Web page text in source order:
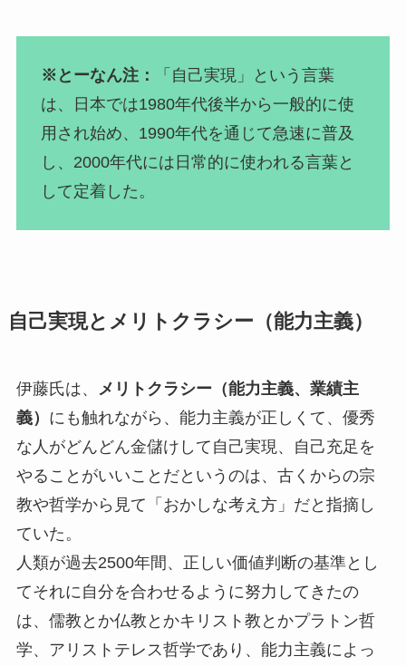
※とーなん注：
「自己実現」という言葉
は、日本では1980年代後半から一般的に使
用され始め、1990年代を通じて急速に普及
し、2000年代には日常的に使われる言葉と
して定着した。
自己実現とメリトクラシー（能力主義）
伊藤氏は、 メリトクラシー（能力主義、業績主
義） にも触れながら、能力主義が正しくて、優秀
な人がどんどん金儲けして自己実現、自己充足を
やることがいいことだというのは、古くからの宗
教や哲学から見て「おかしな考え方」だと指摘し
ていた。
人類が過去2500年間、正しい価値判断の基準とし
てそれに自分を合わせるように努力してきたの
は、儒教とか仏教とかキリスト教とかプラトン哲
学、アリストテレス哲学であり、能力主義によっ